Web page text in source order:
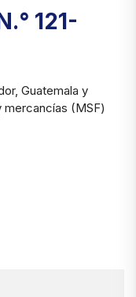
121-
Guatemala y
mercancías (MSF)